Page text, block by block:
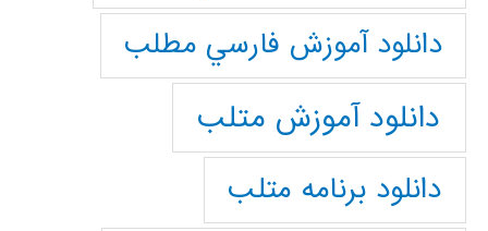
دانلود آموزش فارسي مطلب
دانلود آموزش متلب
دانلود برنامه متلب